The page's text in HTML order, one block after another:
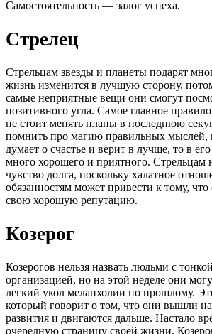
Самостоятельность — залог успеха.
Стрелец
Стрельцам звезды и планеты подарят
жизнь изменится в лучшую сторону,
самые неприятные вещи они смогут
позитивного угла. Самое главное
не стоит менять планы в последнюю
помнить про магию правильных мыслей,
думает о счастье и верит в лучше, то в
много хорошего и приятного. Стрельцам
чувство долга, поскольку халатное
обязанностям может привести к тому,
свою хорошую репутацию.
Козерог
Козерогов нельзя назвать людьми с
организацией, но на этой неделе они
легкий укол меланхолии по прошлому.
который говорит о том, что они вышли
развития и двигаются дальше. Настало
очередную страницу своей жизни.